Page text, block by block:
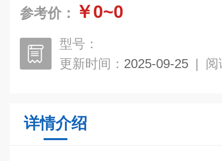
参考价： ￥0~0
型号：
更新时间： 2025-09-25 | 阅
详情介绍